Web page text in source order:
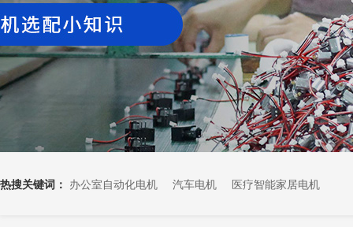
热搜关键词： 办公室自动化电机 汽车电机 医疗智能家居电机